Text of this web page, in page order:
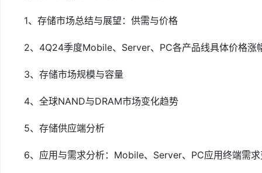
1、存储市场总结与展望：供需与价格
2、4Q24季度Mobile、Server、PC各产品线具体价格涨
3、存储市场规模与容量
4、全球NAND与DRAM市场变化趋势
5、存储供应端分析
6、应用与需求分析：Mobile、Server、PC应用终端需